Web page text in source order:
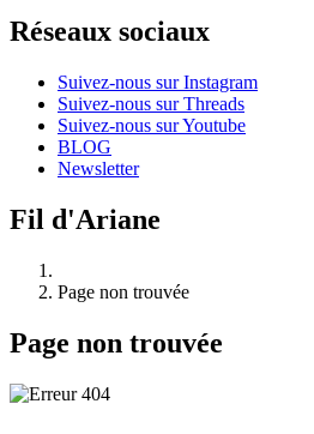
Réseaux sociaux
Suivez-nous sur Instagram
Suivez-nous sur Threads
Suivez-nous sur Youtube
BLOG
Newsletter
Fil d'Ariane
Page non trouvée
Page non trouvée